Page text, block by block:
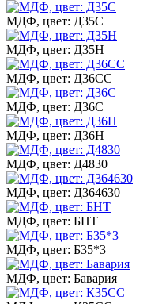
МДФ, цвет: Д35С
МДФ, цвет: Д35Н
МДФ, цвет: Д36СС
МДФ, цвет: Д36С
МДФ, цвет: Д36Н
МДФ, цвет: Д4830
МДФ, цвет: Д364630
МДФ, цвет: БНТ
МДФ, цвет: Б35*3
МДФ, цвет: Бавария